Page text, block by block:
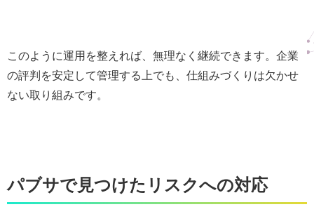
このように運用を整えれば、無理なく継続できます。企業
の評判を安定して管理する上でも、仕組みづくりは欠かせ
ない取り組みです。
パブサで見つけたリスクへの対応